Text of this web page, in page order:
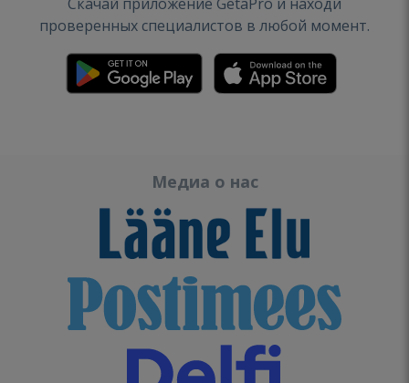
проверенных специалистов в любой момент.
Медиа о нас